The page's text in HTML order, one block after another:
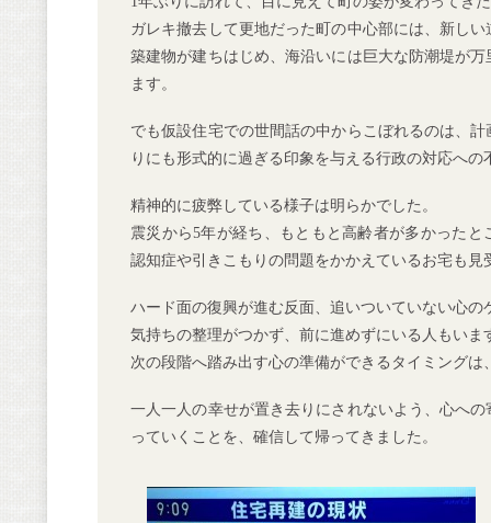
ガレキ撤去して更地だった町の中心部には、新し
築建物が建ちはじめ、海沿いには巨大な防潮堤が
ます。
でも仮設住宅での世間話の中からこぼれるのは、
りにも形式的に過ぎる印象を与える行政の対応への
精神的に疲弊している様子は明らかでした。
震災から5年が経ち、もともと高齢者が多かった
認知症や引きこもりの問題をかかえているお宅も見
ハード面の復興が進む反面、追いついていない心の
気持ちの整理がつかず、前に進めずにいる人もいま
次の段階へ踏み出す心の準備ができるタイミングは
一人一人の幸せが置き去りにされないよう、心へ
っていくことを、確信して帰ってきました。